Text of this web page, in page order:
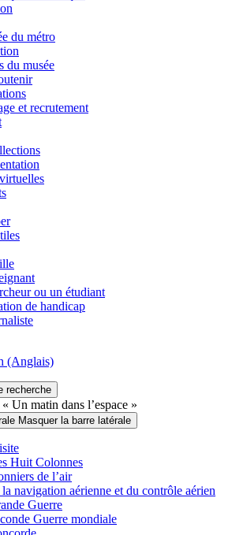
du métro
du musée
et recrutement
ou un étudiant
de handicap
(Anglais)
recherche
« Un matin dans l’espace »
Masquer la barre latérale
Huit Colonnes
de l’air
navigation aérienne et du contrôle aérien
Guerre
Guerre mondiale